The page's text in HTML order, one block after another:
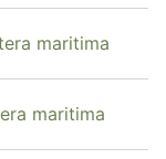
maritima
maritima